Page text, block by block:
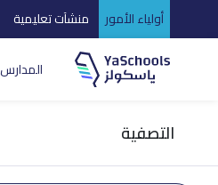
أولياء الأمور منشآت تعليمية
المدارس
التصفية